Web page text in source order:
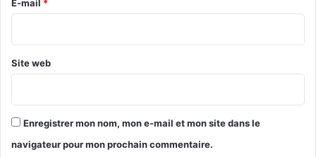
E-mail *
Site web
Enregistrer mon nom, mon e-mail et mon site dans le
navigateur pour mon prochain commentaire.